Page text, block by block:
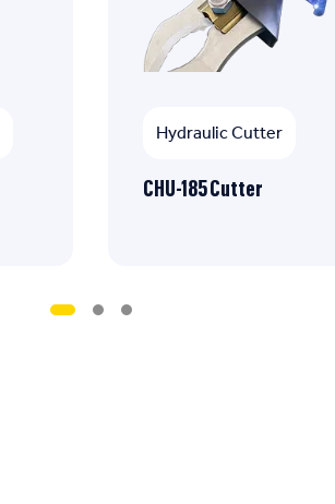
Hydraulic Cutter
CHU-185 Cutter